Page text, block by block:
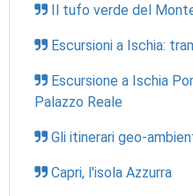
Il tufo verde del
Escursioni a Ischia:
Escursione a Ischia
Palazzo Reale
Gli itinerari geo-
Capri, l'isola Azzurra